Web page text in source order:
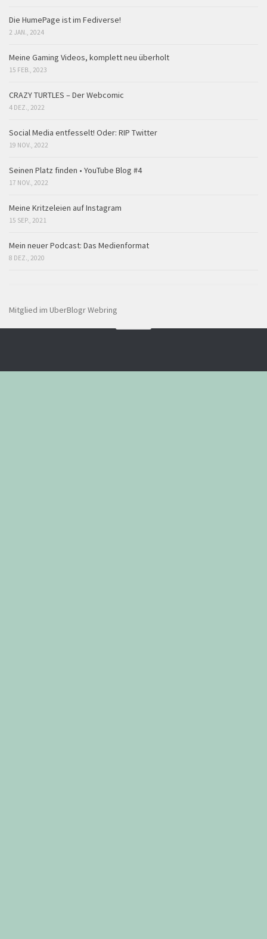
Die HumePage ist im Fediverse!
2 JAN., 2024
Meine Gaming Videos, komplett neu überholt
15 FEB., 2023
CRAZY TURTLES – Der Webcomic
4 DEZ., 2022
Social Media entfesselt! Oder: RIP Twitter
19 NOV., 2022
Seinen Platz finden • YouTube Blog #4
17 NOV., 2022
Meine Kritzeleien auf Instagram
15 SEP., 2021
Mein neuer Podcast: Das Medienformat
8 DEZ., 2020
Mitglied im UberBlogr Webring